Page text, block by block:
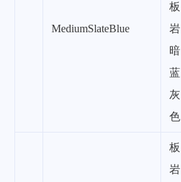
MediumSlateBlue
板
岩
暗
蓝
灰
色
板
岩